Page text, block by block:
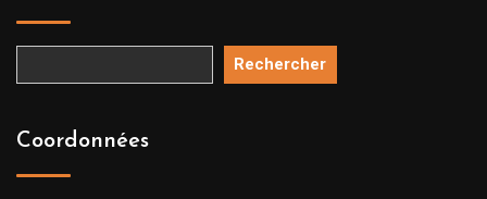
Rechercher
Coordonnées